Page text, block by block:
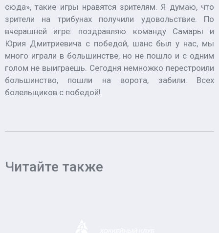
сюда», такие игры нравятся зрителям. Я думаю, что
зрители на трибунах получили удовольствие. По
вчерашней игре: поздравляю команду Самары и
Юрия Дмитриевича с победой, шанс был у нас, мы
много играли в большинстве, но не пошло и с одним
голом не выиграешь. Сегодня немножко перестроили
большинство, пошли на ворота, забили. Всех
болельщиков с победой!
Читайте также